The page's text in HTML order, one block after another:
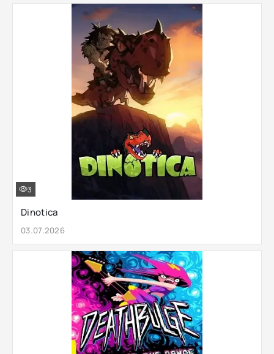
Dinotica
03.07.2026
3